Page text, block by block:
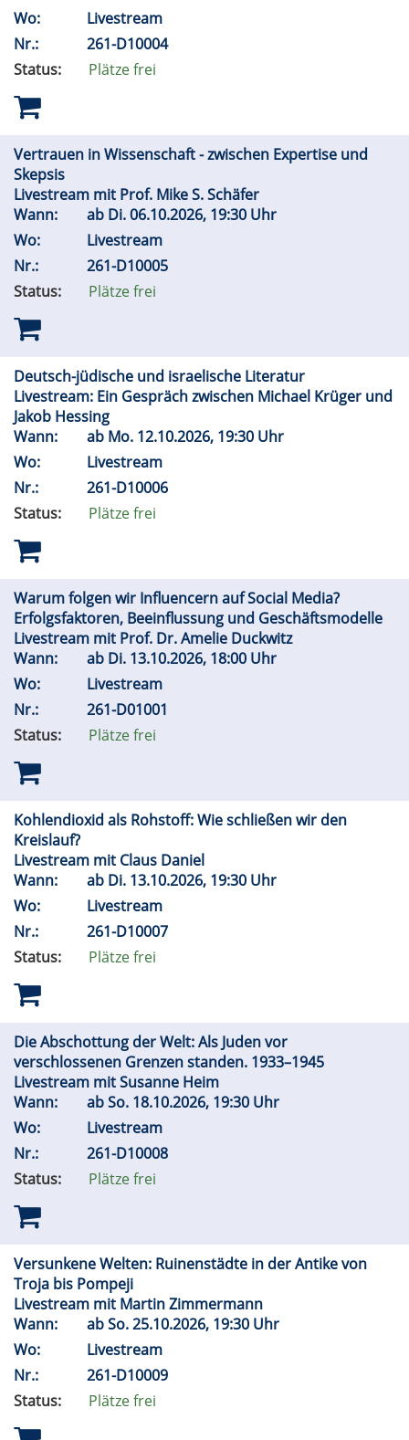
Wo:
Livestream
Nr.:
261-D10004
Status:
Plätze frei
Vertrauen in Wissenschaft - zwischen Expertise und
Skepsis
Livestream mit Prof. Mike S. Schäfer
Wann:
ab Di.06.10.2026, 19:30 Uhr
Wo:
Livestream
Nr.:
261-D10005
Status:
Plätze frei
Deutsch-jüdische und israelische Literatur
Livestream: Ein Gespräch zwischen Michael Krüger und
Jakob Hessing
Wann:
ab Mo. 12.10.2026, 19:30 Uhr
Wo:
Livestream
Nr.:
261-D10006
Status:
Plätze frei
Warum folgen wir Influencern auf Social Media?
Erfolgsfaktoren, Beeinflussung und Geschäftsmodelle
Livestream mit Prof. Dr. Amelie Duckwitz
Wann:
ab Di. 13.10.2026, 18:00 Uhr
Wo:
Livestream
Nr.:
261-D01001
Status:
Plätze frei
Kohlendioxid als Rohstoff: Wie schließen wir den
Kreislauf?
Livestream mit Claus Daniel
Wann:
ab Di. 13.10.2026, 19:30 Uhr
Wo:
Livestream
Nr.:
261-D10007
Status:
Plätze frei
Die Abschottung der Welt: Als Juden vor
verschlossenen Grenzen standen. 1933–1945
Livestream mit Susanne Heim
Wann:
abSo. 18.10.2026, 19:30 Uhr
Wo:
Livestream
Nr.:
261-D10008
Status:
Plätze frei
Versunkene Welten: Ruinenstädte in der Antike von
Troja bis Pompeji
Livestream mit Martin Zimmermann
Wann:
abSo.25.10.2026, 19:30 Uhr
Wo:
Livestream
Nr.:
261-D10009
Status:
Plätze frei